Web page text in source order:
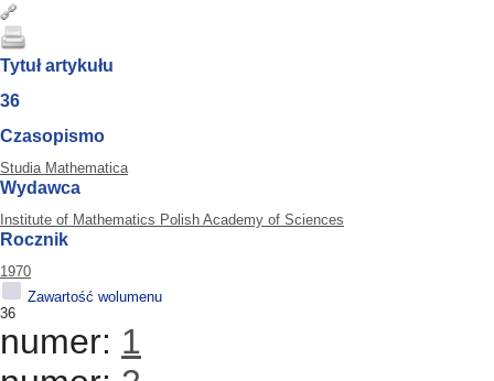
Tytuł artykułu
36
Czasopismo
Studia Mathematica
Wydawca
Institute of Mathematics Polish Academy of Sciences
Rocznik
1970
Zawartość wolumenu
36
numer: 1